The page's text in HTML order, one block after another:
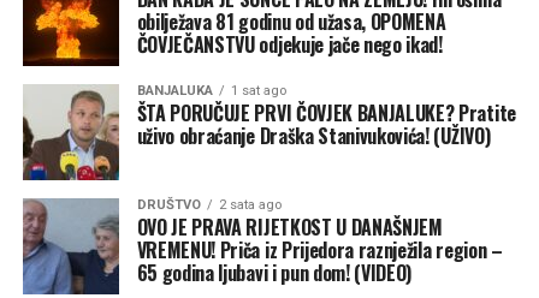
Unutar prijedorskog SNSD-a više niko i ne skriva da
postoji nekoliko oštro suprotstavljenih struja:
Sa skenerima koji garantuju da će se brojati samo stvarni
glasovi birača, prijedorski SNSD ulazi u izbornu noć sa
ogromnim strepnjama. Prijedorčani će na ovim izborima
poslati jasnu poruku — godine uništavanja grada,
ekoloških katastrofa i ignorisanja naroda stižu na
naplatu, a rat za poslaničke klupe mogao bi označiti
konačni politički debakl prijedorskih socijaldemokrata.
donesena 30. oktobra iste godine.
zvanično oglasilo povodom ovih navoda.
obilježava 81 godinu od užasa, OPOMENA
ČOVJEČANSTVU odjekuje jače nego ikad!
BANJALUKA 1 sat ago
ŠTA PORUČUJE PRVI ČOVJEK BANJALUKE? Pratite
uživo obraćanje Draška Stanivukovića! (UŽIVO)
DRUŠTVO 2 sata ago
OVO JE PRAVA RIJETKOST U DANAŠNJEM
VREMENU! Priča iz Prijedora raznježila region –
65 godina ljubavi i pun dom! (VIDEO)